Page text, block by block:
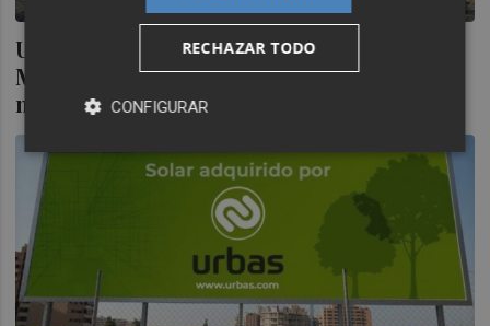
Urbas vuelve a financiarse a través del
MARF con un programa de bonos de 200
millones de euros
RECHAZAR TODO
CONFIGURAR